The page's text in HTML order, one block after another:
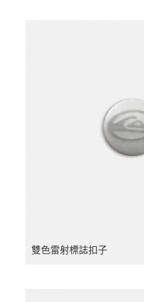
雙色雷射標誌扣子